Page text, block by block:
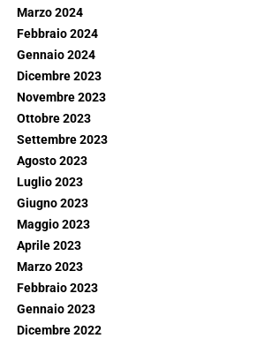
Marzo 2024
Febbraio 2024
Gennaio 2024
Dicembre 2023
Novembre 2023
Ottobre 2023
Settembre 2023
Agosto 2023
Luglio 2023
Giugno 2023
Maggio 2023
Aprile 2023
Marzo 2023
Febbraio 2023
Gennaio 2023
Dicembre 2022